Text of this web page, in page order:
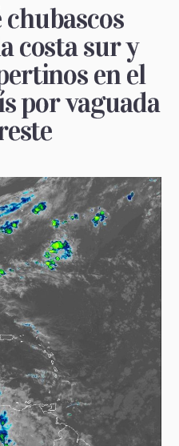
costa sur y
en el
por vaguada